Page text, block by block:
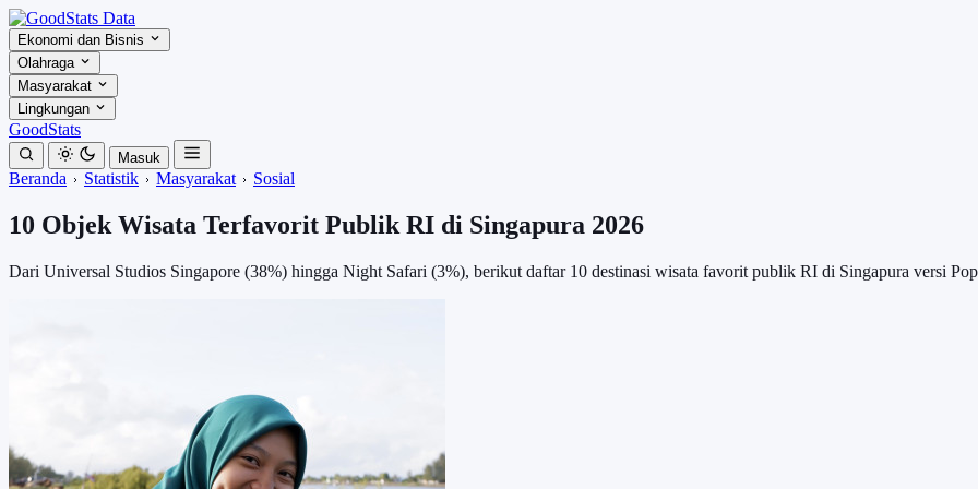
Ekonomi dan Bisnis
Olahraga
Masyarakat
Lingkungan
GoodStats
Masuk
Beranda Statistik Masyarakat Sosial
10 Objek Wisata Terfavorit Publik RI di Singapura 2026
Dari Universal Studios Singapore (38%) hingga Night Safari (3%), berikut daftar 10 destinasi wisata favorit publik RI di Singapura versi